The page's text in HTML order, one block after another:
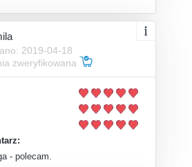
2019-04-18
zweryfikowana
- polecam.